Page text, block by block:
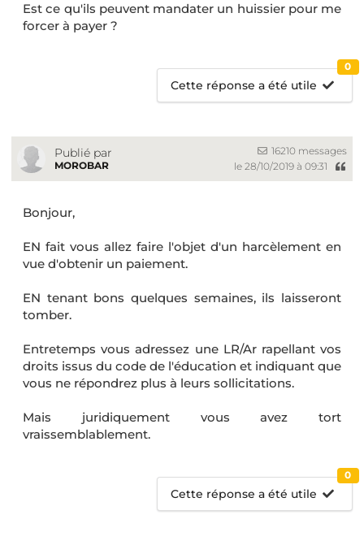
Est ce qu'ils peuvent mandater un huissier pour me
forcer à payer ?
Cette réponse a été utile
0
Publié par
MOROBAR
16210 messages
le 28/10/2019 à 09:31
Bonjour,
EN fait vous allez faire l'objet d'un harcèlement en
vue d'obtenir un paiement.
EN tenant bons quelques semaines, ils laisseront
tomber.
Entretemps vous adressez une LR/Ar rapellant vos
droits issus du code de l'éducation et indiquant que
vous ne répondrez plus à leurs sollicitations.
Mais juridiquement vous avez tort
vraissemblablement.
Cette réponse a été utile
0